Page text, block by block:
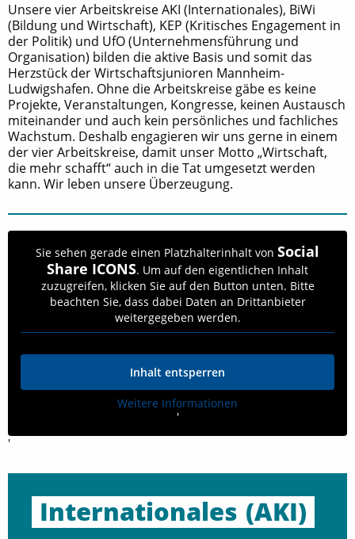
Unsere vier Arbeitskreise AKI (Internationales), BiWi
(Bildung und Wirtschaft), KEP (Kritisches Engagement in
der Politik) und UfO (Unternehmensführung und
Organisation) bilden die aktive Basis und somit das
Herzstück der Wirtschaftsjunioren Mannheim-
Ludwigshafen. Ohne die Arbeitskreise gäbe es keine
Projekte, Veranstaltungen, Kongresse, keinen Austausch
miteinander und auch kein persönliches und fachliches
Wachstum. Deshalb engagieren wir uns gerne in einem
der vier Arbeitskreise, damit unser Motto „Wirtschaft,
die mehr schafft“ auch in die Tat umgesetzt werden
kann. Wir leben unsere Überzeugung.
Sie sehen gerade einen Platzhalterinhalt von Social
Share ICONS. Um auf den eigentlichen Inhalt
zuzugreifen, klicken Sie auf den Button unten. Bitte
beachten Sie, dass dabei Daten an Drittanbieter
weitergegeben werden.
Inhalt entsperren
Weitere Informationen
'
'
Internationales (AKI)